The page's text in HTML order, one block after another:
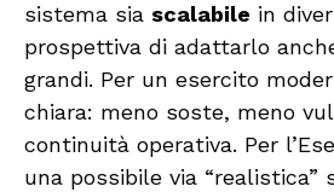
sistema sia scalabile in
prospettiva di adattarlo
grandi. Per un esercito
chiara: meno soste, meno
continuità operativa. Per
una possibile via “realistica”